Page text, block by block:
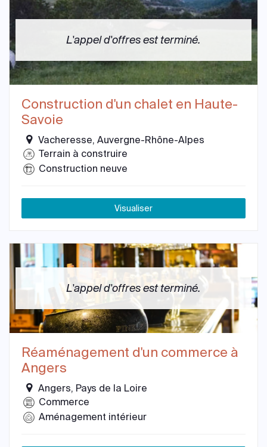
L'appel d'offres est terminé.
Construction d'un chalet en Haute-
Savoie
Vacheresse, Auvergne-Rhône-Alpes
Terrain à construire
Construction neuve
Visualiser
L'appel d'offres est terminé.
Réaménagement d'un commerce à
Angers
Angers, Pays de la Loire
Commerce
Aménagement intérieur